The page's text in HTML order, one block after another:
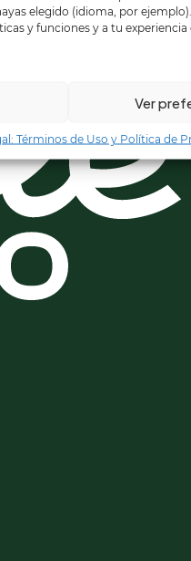
elegido (idioma, por
y funciones y a tu experiencia
Ver
Términos de Uso y Política de